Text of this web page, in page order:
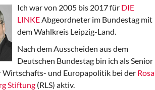
Ich war von 2005 bis 2017 für DIE
LINKEAbgeordneter im Bundestag mit
dem Wahlkreis Leipzig-Land.
Nach dem Ausscheiden aus dem
Deutschen Bundestag bin ich als Senior
Wirtschafts- und Europapolitik bei der Rosa
Stiftung (RLS) aktiv.